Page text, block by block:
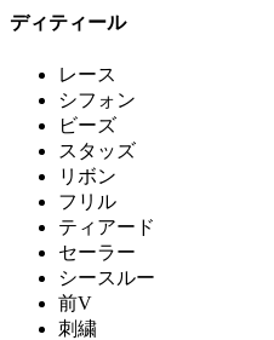
ディティール
レース
シフォン
ビーズ
スタッズ
リボン
フリル
ティアード
セーラー
シースルー
前V
刺繍